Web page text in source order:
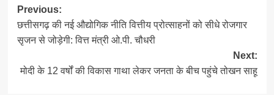
Post
navigation
Previous:
छत्तीसगढ़ की नई औद्योगिक नीति वित्तीय प्रोत्साहनों को सीधे रोजगार
सृजन से जोड़ेगी: वित्त मंत्री ओ.पी. चौधरी
Next:
मोदी के 12 वर्षों की विकास गाथा लेकर जनता के बीच पहुंचे तोखन साहू